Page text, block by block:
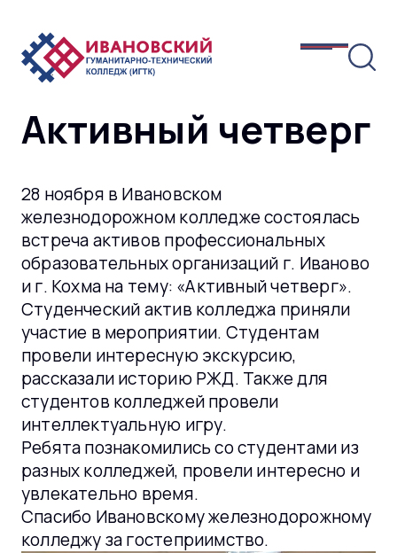
Активный четверг
28 ноября в Ивановском
железнодорожном колледже состоялась
встреча активов профессиональных
образовательных организаций г. Иваново
и г. Кохма на тему: «Активный четверг».
Студенческий актив колледжа приняли
участие в мероприятии. Студентам
провели интересную экскурсию,
рассказали историю РЖД. Также для
студентов колледжей провели
интеллектуальную игру.
Ребята познакомились со студентами из
разных колледжей, провели интересно и
увлекательно время.
Спасибо Ивановскому железнодорожному
колледжу за гостеприимство.